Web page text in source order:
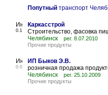
Попутный транспорт
0.1
Каркасстрой
Строительство, фасовка
Челябинск
рег. 8.07.2010
Прочие продукты
0.0
ИП Быков Э.В.
розничная продажа
Челябинск
рег. 25.10.2009
Прочие продукты